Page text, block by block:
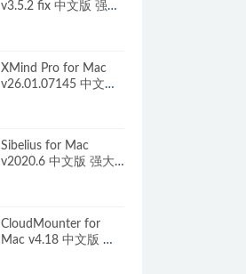
v3.5.2 fix 中文版 强大
XMind Pro for Mac
v26.01.07145 中文版
Sibelius for Mac
v2020.6 中文版 强大
CloudMounter for
Mac v4.18 中文版 云